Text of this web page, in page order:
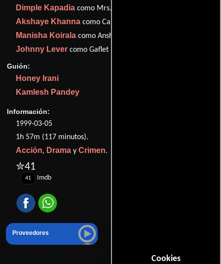
Cookies
Dimple Kapadia como Mrs. Kavita Anand Saxena
Akshaye Khanna como Captain Dada
Manisha Koirala como Anshu Mehra
Johnny Lever como Gaflet
Guión:
Honey Irani
Kamlesh Pandey
Información:
1999-03-05
1h 57m (117 minutos).
Acción, Drama y Crimen.
✮41
41 Imdb
Proveedores